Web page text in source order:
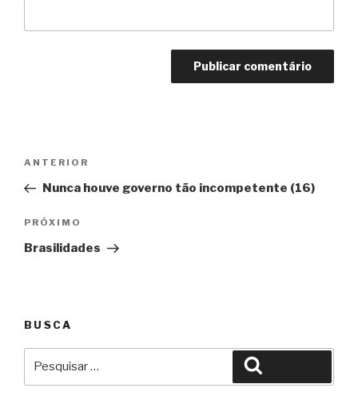
Post
Anterior
ANTERIOR
Nunca houve governo tão incompetente (16)
Próximo
PRÓXIMO
Brasilidades
BUSCA